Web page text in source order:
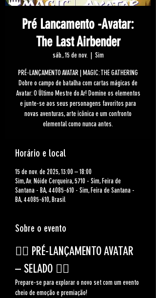
Pré Lancamento -Avatar:
The Last Airbender
sáb., 15 de nov. Sim
PRÉ-LANÇAMENTO AVATAR | MAGIC: THE GATHERING
Dobre o campo de batalha com cartas mágicas de
Avatar: O Último Mestre do Ar! Domine os elementos
e junte-se aos seus personagens favoritos para
novas aventuras, arte icônica e um confronto
elemental como nunca antes.
Horário e local
15 de nov. de 2025, 13:00 – 18:00
Sim, Av. Nóide Cerqueira, 5710 - Sim, Feira de
Santana - BA, 44085-610 - Sim, Feira de Santana -
BA, 44085-610, Brasil
Sobre o evento
🧙‍♂️ PRÉ-LANÇAMENTO AVATAR
– SELADO 🧙‍♂️
Prepare-se para explorar o novo set com um evento
cheio de emoção e premiação!